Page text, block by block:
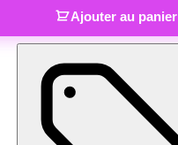
Ajouter au panier